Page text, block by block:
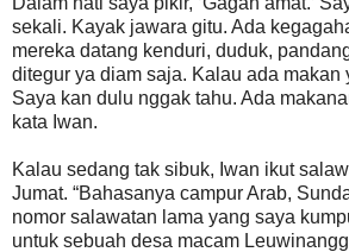
sekali. Kayak jawara gitu. Ada
mereka datang kenduri, duduk,
ditegur ya diam saja. Kalau ada makan
Saya kan dulu nggak tahu. Ada
kata Iwan.
Kalau sedang tak sibuk, Iwan ikut
Jumat. “Bahasanya campur Arab,
nomor salawatan lama yang saya
untuk sebuah desa macam